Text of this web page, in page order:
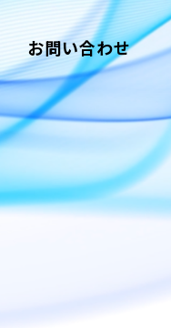
お問い合わせ